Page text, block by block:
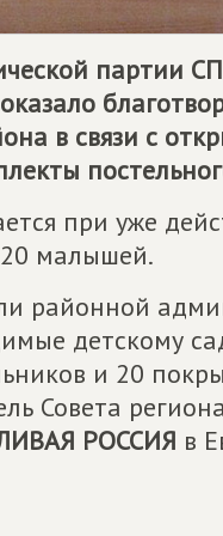
партии
в связи с
при уже
малышей.
районной
детскому
и 20
Совета
РОССИЯ в